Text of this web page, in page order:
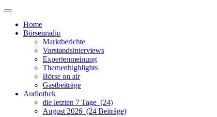
Home
Börsenradio
Marktberichte
Vorstandsinterviews
Expertenmeinung
Themenhighlights
Börse on air
Gastbeiträge
Audiothek
die letzten 7 Tage (24)
August 2026 (24 Beiträge)